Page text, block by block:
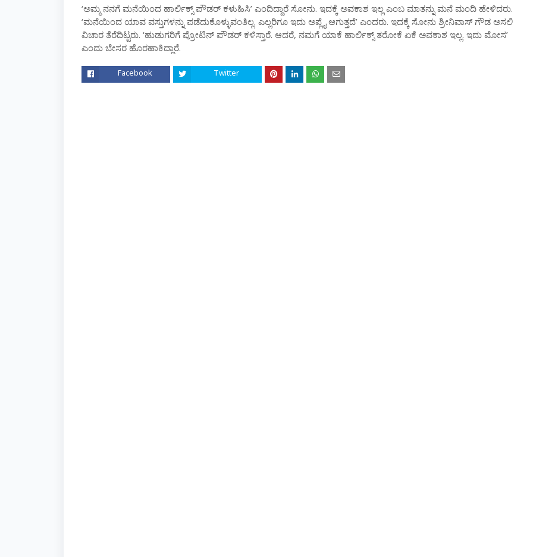
‘ಅಮ್ಮ ನನಗೆ ಮನೆಯಿಂದ ಹಾರ್ಲಿಕ್ಸ್ ಪೌಡರ್ ಕಳುಹಿಸಿ’ ಎಂದಿದ್ದಾರೆ ಸೋನು. ಇದಕ್ಕೆ ಅವಕಾಶ ಇಲ್ಲ ಎಂಬ ಮಾತನ್ನು ಮನೆ ಮಂದಿ ಹೇಳಿದರು.
‘ಮನೆಯಿಂದ ಯಾವ ವಸ್ತುಗಳನ್ನು ಪಡೆದುಕೊಳ್ಳುವಂತಿಲ್ಲ. ಎಲ್ಲರಿಗೂ ಇದು ಅಪ್ಲೈ ಆಗುತ್ತದೆ’ ಎಂದರು. ಇದಕ್ಕೆ ಸೋನು ಶ್ರೀನಿವಾಸ್ ಗೌಡ ಅಸಲಿ
ವಿಚಾರ ತೆರೆದಿಟ್ಟರು. ‘ಹುಡುಗರಿಗೆ ಪ್ರೋಟಿನ್ ಪೌಡರ್ ಕಳಿಸ್ತಾರೆ. ಆದರೆ, ನಮಗೆ ಯಾಕೆ ಹಾರ್ಲಿಕ್ಸ್ ತರೋಕೆ ಏಕೆ ಅವಕಾಶ ಇಲ್ಲ. ಇದು ಮೋಸ’
ಎಂದು ಬೇಸರ ಹೊರಹಾಕಿದ್ದಾರೆ.
Facebook Twitter